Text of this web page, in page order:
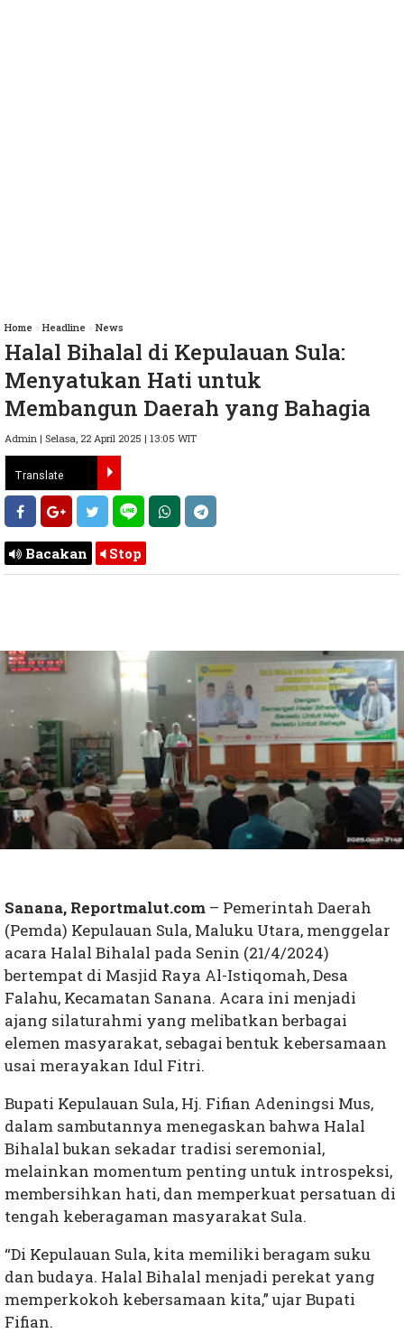
Home » Headline » News
Halal Bihalal di Kepulauan Sula:
Menyatukan Hati untuk
Membangun Daerah yang Bahagia
Admin | Selasa, 22 April 2025 | 13:05 WIT
Bacakan Stop
Sanana, Reportmalut.com – Pemerintah Daerah
(Pemda) Kepulauan Sula, Maluku Utara, menggelar
acara Halal Bihalal pada Senin (21/4/2024)
bertempat di Masjid Raya Al-Istiqomah, Desa
Falahu, Kecamatan Sanana. Acara ini menjadi
ajang silaturahmi yang melibatkan berbagai
elemen masyarakat, sebagai bentuk kebersamaan
usai merayakan Idul Fitri.
Bupati Kepulauan Sula, Hj. Fifian Adeningsi Mus,
dalam sambutannya menegaskan bahwa Halal
Bihalal bukan sekadar tradisi seremonial,
melainkan momentum penting untuk introspeksi,
membersihkan hati, dan memperkuat persatuan di
tengah keberagaman masyarakat Sula.
“Di Kepulauan Sula, kita memiliki beragam suku
dan budaya. Halal Bihalal menjadi perekat yang
memperkokoh kebersamaan kita,” ujar Bupati
Fifian.